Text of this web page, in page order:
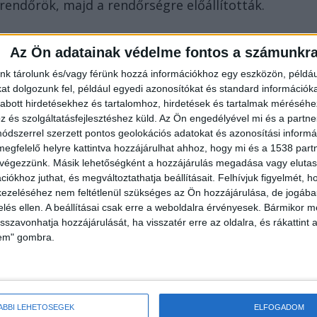
Az Ön adatainak védelme fontos a
tárolunk és/vagy férünk hozzá információkhoz egy eszközön,
dolgozunk fel, például egyedi azonosítókat és standard
hirdetésekhez és tartalomhoz, hirdetések és tartalmak
és szolgáltatásfejlesztéshez küld. Az Ön engedélyével mi és a
szerzett pontos geolokációs adatokat és azonosítási
helyre kattintva hozzájárulhat ahhoz, hogy mi és a 1538
Másik lehetőségként a hozzájárulás megadása vagy
juthat, és megváltoztathatja beállításait. Felhívjuk figyelmét,
nem feltétlenül szükséges az Ön hozzájárulása, de
ellen. A beállításai csak erre a weboldalra érvényesek. Bármikor
hozzájárulását, ha visszatér erre az oldalra, és rákattint
gombra.
LEHETŐSÉGEK ELFOGADOM
majd a rendőrségre előállították.
emberölés bűntett elkövetésének gyanúja
szemle és a nyomozási cselekmények
rendőrség közleményében.
mindenki emlékszik:
kézilabdacsapat játékosát.
elénk, a várandós nő sírva, kiabálta,
dráma egyik szemtanúja
rendőregyenruhába bújva csöngetett Zsuzsánál